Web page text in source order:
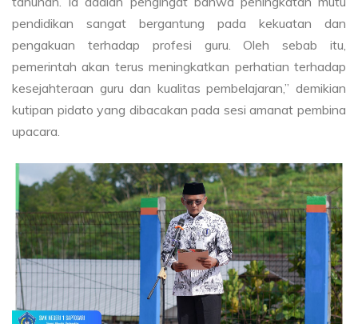
pendidikan sangat bergantung pada kekuatan dan
pengakuan terhadap profesi guru. Oleh sebab itu,
pemerintah akan terus meningkatkan perhatian terhadap
kesejahteraan guru dan kualitas pembelajaran,” demikian
kutipan pidato yang dibacakan pada sesi amanat pembina
upacara.